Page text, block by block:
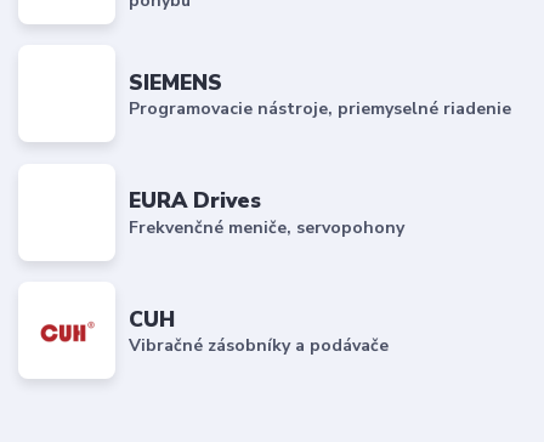
SIEMENS
Programovacie nástroje, priemyselné riadenie
EURA Drives
Frekvenčné meniče, servopohony
CUH
Vibračné zásobníky a podávače